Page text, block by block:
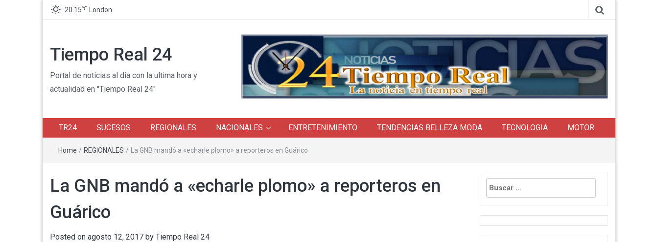
20.15℃ London
Tiempo Real 24
Portal de noticias al dia con la ultima hora y
actualidad en "Tiempo Real 24"
TR24 SUCESOS REGIONALES NACIONALES ENTRETENIMIENTO TENDENCIAS BELLEZA MODA TECNOLOGIA MOTOR
Home / REGIONALES / La GNB mandó a «echarle plomo» a reporteros en Guárico
La GNB mandó a «echarle plomo» a reporteros en
Guárico
Posted on agosto 12, 2017 by Tiempo Real 24
Buscar: